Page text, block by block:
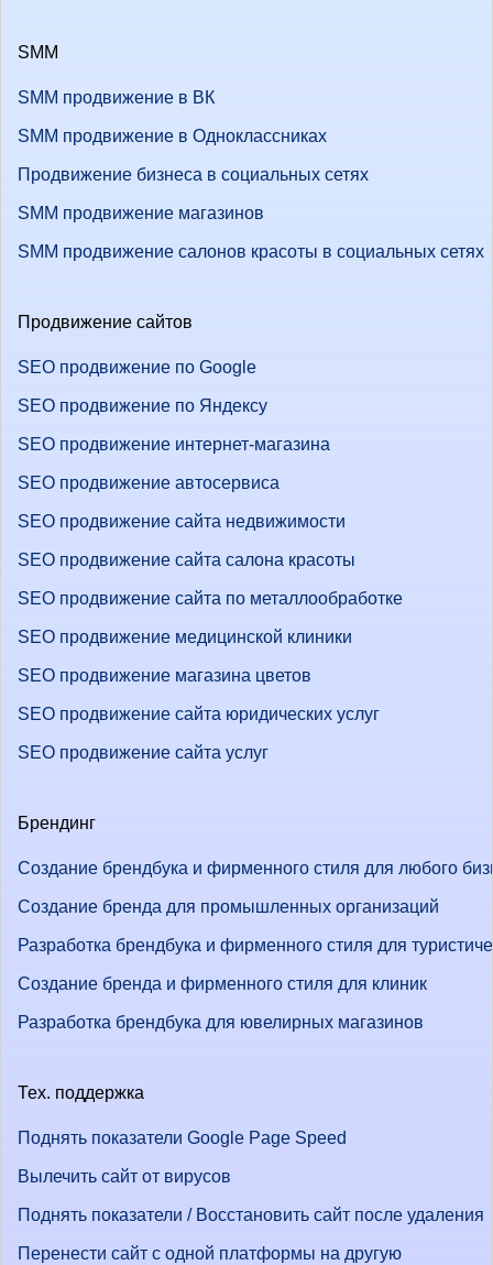
SMM
SMM продвижение в ВК
SMM продвижение в Одноклассниках
Продвижение бизнеса в социальных сетях
SMM продвижение магазинов
SMM продвижение салонов красоты в социальных сетях
Продвижение сайтов
SEO продвижение по Google
SEO продвижение по Яндексу
SEO продвижение интернет-магазина
SEO продвижение автосервиса
SEO продвижение сайта недвижимости
SEO продвижение сайта салона красоты
SEO продвижение сайта по металлообработке
SEO продвижение медицинской клиники
SEO продвижение магазина цветов
SEO продвижение сайта юридических услуг
SEO продвижение сайта услуг
Брендинг
Создание брендбука и фирменного стиля для любого
Создание бренда для промышленных организаций
Разработка брендбука и фирменного стиля для
Создание бренда и фирменного стиля для клиник
Разработка брендбука для ювелирных магазинов
Тех. поддержка
Поднять показатели Google Page Speed
Вылечить сайт от вирусов
Поднять показатели / Восстановить сайт после удаления
Перенести сайт с одной платформы на другую